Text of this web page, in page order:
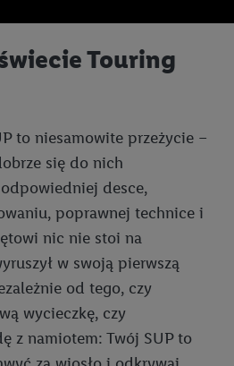
Touring
to niesamowite przeżycie –
się do nich
desce,
poprawnej technice i
nic nie stoi na
w swoją pierwszą
od tego, czy
wycieczkę, czy
z namiotem: Twój SUP to